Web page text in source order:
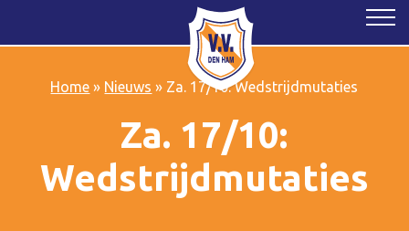
Home » Nieuws » Za. 17/10: Wedstrijdmutaties
Za. 17/10:
Wedstrijdmutaties